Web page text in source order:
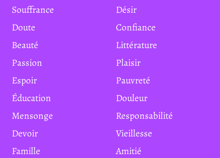
Souffrance
Désir
Doute
Confiance
Beauté
Littérature
Passion
Plaisir
Espoir
Pauvreté
Éducation
Douleur
Mensonge
Responsabilité
Devoir
Vieillesse
Famille
Amitié